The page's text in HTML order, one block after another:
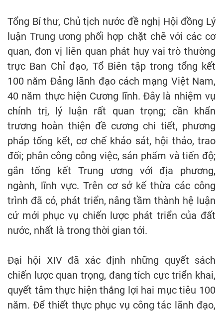
Tổng Bí thư, Chủ tịch nước đề nghị Hội đồng Lý
luận Trung ương phối hợp chặt chẽ với các cơ
quan, đơn vị liên quan phát huy vai trò thường
trực Ban Chỉ đạo, Tổ Biên tập trong tổng kết
100 năm Đảng lãnh đạo cách mạng Việt Nam,
40 năm thực hiện Cương lĩnh. Đây là nhiệm vụ
chính trị, lý luận rất quan trọng; cần khẩn
trương hoàn thiện đề cương chi tiết, phương
pháp tổng kết, cơ chế khảo sát, hội thảo, trao
đổi; phân công công việc, sản phẩm và tiến độ;
gắn tổng kết Trung ương với địa phương,
ngành, lĩnh vực. Trên cơ sở kế thừa các công
trình đã có, phát triển, nâng tầm thành hệ luận
cứ mới phục vụ chiến lược phát triển của đất
nước, nhất là trong thời gian tới.
Đại hội XIV đã xác định những quyết sách
chiến lược quan trọng, đang tích cực triển khai,
quyết tâm thực hiện thắng lợi hai mục tiêu 100
năm. Để thiết thực phục vụ công tác lãnh đạo,